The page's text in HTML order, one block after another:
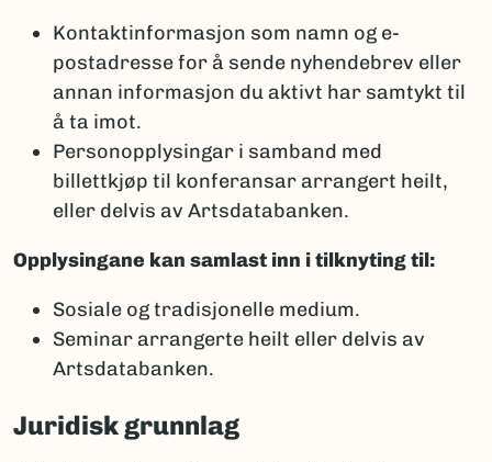
Kontaktinformasjon som namn og e-
postadresse for å sende nyhendebrev eller
annan informasjon du aktivt har samtykt til
å ta imot.
Personopplysingar i samband med
billettkjøp til konferansar arrangert heilt,
eller delvis av Artsdatabanken.​
Opplysingane kan samlast inn i tilknyting til:
Sosiale og tradisjonelle medium.
Seminar arrangerte heilt eller delvis av
Artsdatabanken.
Juridisk grunnlag